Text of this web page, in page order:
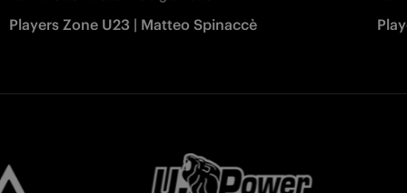
Players Zone U23 | Matteo Spinaccè